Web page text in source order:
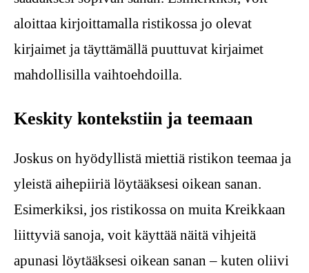
aloittaa kirjoittamalla ristikossa jo olevat
kirjaimet ja täyttämällä puuttuvat kirjaimet
mahdollisilla vaihtoehdoilla.
Keskity kontekstiin ja teemaan
Joskus on hyödyllistä miettiä ristikon teemaa ja
yleistä aihepiiriä löytääksesi oikean sanan.
Esimerkiksi, jos ristikossa on muita Kreikkaan
liittyviä sanoja, voit käyttää näitä vihjeitä
apunasi löytääksesi oikean sanan – kuten oliivi